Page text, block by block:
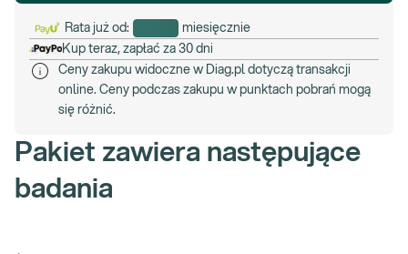
Rata już od:
miesięcznie
Kup teraz, zapłać za 30 dni
Ceny zakupu widoczne w Diag.pl dotyczą transakcji
online. Ceny podczas zakupu w punktach pobrań mogą
się różnić.
Pakiet zawiera następujące
badania